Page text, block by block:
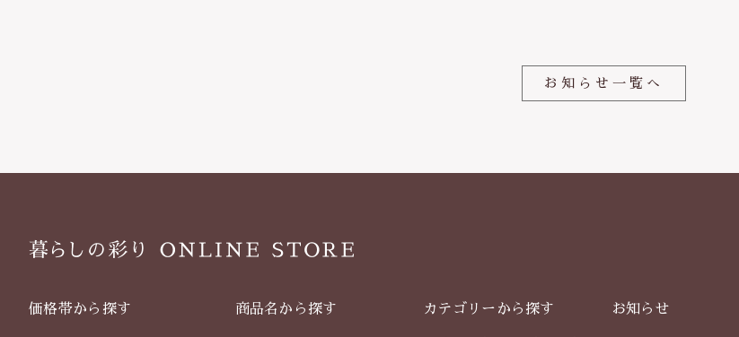
k
お知らせ一覧へ
価格帯から探す 商品名から探す カテゴリーから探す お知らせ